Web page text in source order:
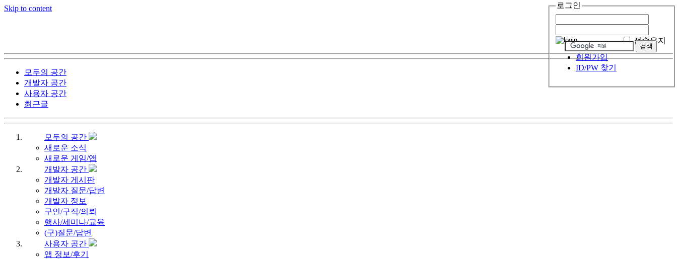
Skip to content
모두의 공간
개발자 공간
사용자 공간
최근글
로그인
접속유지
회원가입
ID/PW 찾기
모두의 공간
새로운 소식
새로운 게임/앱
개발자 공간
개발자 게시판
개발자 질문/답변
개발자 정보
구인/구직/의뢰
행사/세미나/교육
(구)질문/답변
사용자 공간
앱 정보/후기